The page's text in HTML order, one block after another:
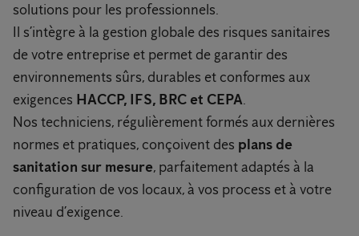
solutions pour les professionnels.
Il s’intègre à la gestion globale des risques sanitaires
de votre entreprise et permet de garantir des
environnements sûrs, durables et conformes aux
exigences HACCP, IFS, BRC et CEPA.
Nos techniciens, régulièrement formés aux dernières
normes et pratiques, conçoivent des plans de
sanitation sur mesure, parfaitement adaptés à la
configuration de vos locaux, à vos process et à votre
niveau d’exigence.